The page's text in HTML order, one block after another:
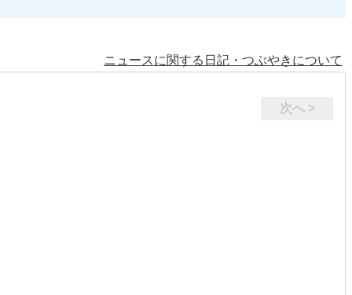
ニュースに関する日記・つぶやきについて
次へ >